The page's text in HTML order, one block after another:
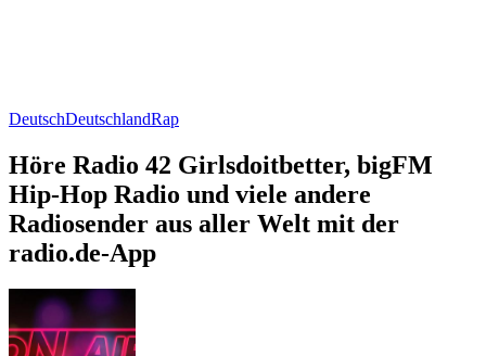
DeutschDeutschlandRap
Höre Radio 42 Girlsdoitbetter, bigFM
Hip-Hop Radio und viele andere
Radiosender aus aller Welt mit der
radio.de-App